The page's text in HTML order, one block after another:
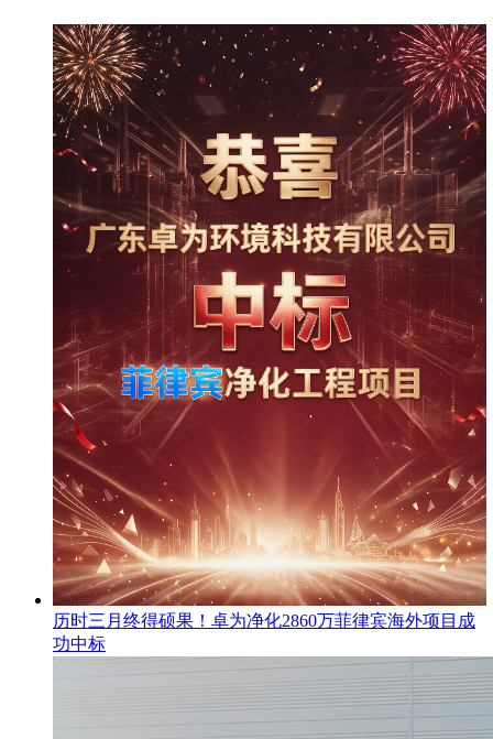
​历时三月终得硕果！卓为净化2860万菲律宾海外项目成
功中标